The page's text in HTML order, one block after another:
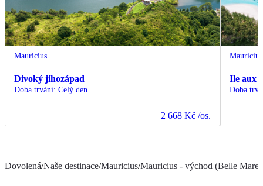
Mauricius
Divoký jihozápad
Doba trvání: Celý den
2 668 Kč /os.
Mauricius
Ile aux
Doba
Dovolená/Naše destinace/Mauricius/Mauricius - východ (Belle Mare